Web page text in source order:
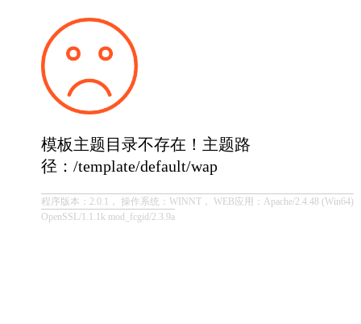
模板主题目录不存在！主题路
径：/template/default/wap
程序版本：2.0.1， 操作系统：WINNT， WEB应用：Apache/2.4.48 (Win64)
OpenSSL/1.1.1k mod_fcgid/2.3.9a